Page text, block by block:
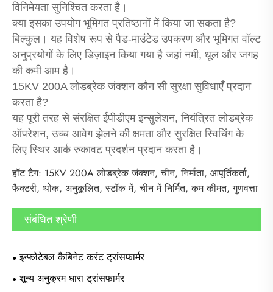
विनिमेयता सुनिश्चित करता है।
क्या इसका उपयोग भूमिगत प्रतिष्ठानों में किया जा सकता है?
बिल्कुल। यह विशेष रूप से पैड-माउंटेड उपकरण और भूमिगत वॉल्ट
अनुप्रयोगों के लिए डिज़ाइन किया गया है जहां नमी, धूल और जगह
की कमी आम है।
15KV 200A लोडब्रेक जंक्शन कौन सी सुरक्षा सुविधाएँ प्रदान
करता है?
यह पूरी तरह से संरक्षित ईपीडीएम इन्सुलेशन, नियंत्रित लोडब्रेक
ऑपरेशन, उच्च आवेग झेलने की क्षमता और सुरक्षित स्विचिंग के
लिए स्थिर आर्क रुकावट प्रदर्शन प्रदान करता है।
हॉट टैग: 15KV 200A लोडब्रेक जंक्शन, चीन, निर्माता, आपूर्तिकर्ता,
फैक्टरी, थोक, अनुकूलित, स्टॉक में, चीन में निर्मित, कम कीमत, गुणवत्ता
संबंधित श्रेणी
इन्फ्लेटेबल कैबिनेट करंट ट्रांसफार्मर
शून्य अनुक्रम धारा ट्रांसफार्मर